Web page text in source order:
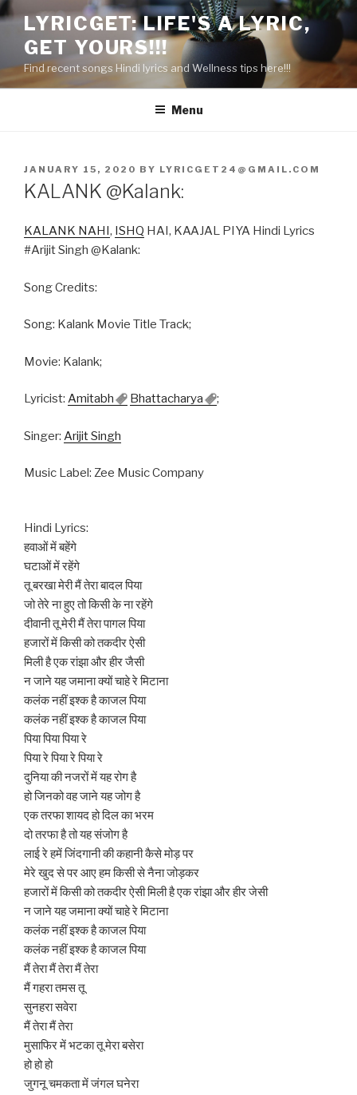
Skip
content
LYRICGET: LIFE'S A LYRIC,
GET YOURS!!!
Find recent songs Hindi lyrics and Wellness tips here!!!
Menu
POSTED
ON
JANUARY 15, 2020 BY LYRICGET24@GMAIL.COM
KALANK @Kalank:
KALANK NAHI, ISHQ HAI, KAAJAL PIYA Hindi Lyrics
#Arijit Singh @Kalank:
Song Credits:
Song: Kalank Movie Title Track;
Movie: Kalank;
Lyricist: Amitabh Bhattacharya ;
Singer: Arijit Singh
Music Label: Zee Music Company
Hindi Lyrics:
हवाओं में बहेंगे
घटाओं में रहेंगे
तू बरखा मेरी मैं तेरा बादल पिया
जो तेरे ना हुए तो किसी के ना रहेंगे
दीवानी तू मेरी मैं तेरा पागल पिया
हजारों में किसी को तकदीर ऐसी
मिली है एक रांझा और हीर जैसी
न जाने यह जमाना क्यों चाहे रे मिटाना
कलंक नहीं इश्क है काजल पिया
कलंक नहीं इश्क है काजल पिया
पिया पिया पिया रे
पिया रे पिया रे पिया रे
दुनिया की नजरों में यह रोग है
हो जिनको वह जाने यह जोग है
एक तरफा शायद हो दिल का भरम
दो तरफा है तो यह संजोग है
लाई रे हमें जिंदगानी की कहानी कैसे मोड़ पर
मेरे खुद से पर आए हम किसी से नैना जोड़कर
हजारों में किसी को तकदीर ऐसी मिली है एक रांझा और हीर जेसी
न जाने यह जमाना क्यों चाहे रे मिटाना
कलंक नहीं इश्क है काजल पिया
कलंक नहीं इश्क है काजल पिया
मैं तेरा मैं तेरा मैं तेरा
मैं गहरा तमस तू
सुनहरा सवेरा
मैं तेरा मैं तेरा
मुसाफिर में भटका तू मेरा बसेरा
हो हो हो
जुगनू चमकता में जंगल घनेरा